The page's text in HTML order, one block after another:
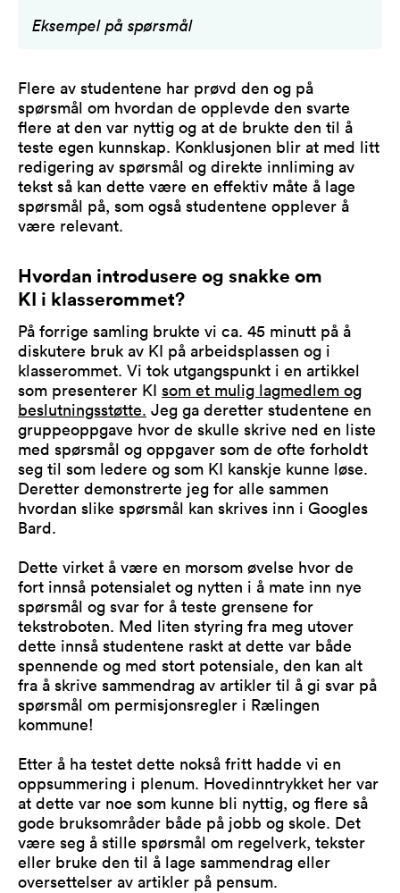
Eksempel på spørsmål
Flere av studentene har prøvd den og på
spørsmål om hvordan de opplevde den svarte
flere at den var nyttig og at de brukte den til å
teste egen kunnskap. Konklusjonen blir at med litt
redigering av spørsmål og direkte innliming av
tekst så kan dette være en effektiv måte å lage
spørsmål på, som også studentene opplever å
være relevant.
Hvordan introdusere og snakke om
KI i klasserommet?
På forrige samling brukte vi ca. 45 minutt på å
diskutere bruk av KI på arbeidsplassen og i
klasserommet. Vi tok utgangspunkt i en artikkel
som presenterer KI som et mulig lagmedlem og
beslutningsstøtte. Jeg ga deretter studentene en
gruppeoppgave hvor de skulle skrive ned en liste
med spørsmål og oppgaver som de ofte forholdt
seg til som ledere og som KI kanskje kunne løse.
Deretter demonstrerte jeg for alle sammen
hvordan slike spørsmål kan skrives inn i Googles
Bard.
Dette virket å være en morsom øvelse hvor de
fort innså potensialet og nytten i å mate inn nye
spørsmål og svar for å teste grensene for
tekstroboten. Med liten styring fra meg utover
dette innså studentene raskt at dette var både
spennende og med stort potensiale, den kan alt
fra å skrive sammendrag av artikler til å gi svar på
spørsmål om permisjonsregler i Rælingen
kommune!
Etter å ha testet dette nokså fritt hadde vi en
oppsummering i plenum. Hovedinntrykket her var
at dette var noe som kunne bli nyttig, og flere så
gode bruksområder både på jobb og skole. Det
være seg å stille spørsmål om regelverk, tekster
eller bruke den til å lage sammendrag eller
oversettelser av artikler på pensum.